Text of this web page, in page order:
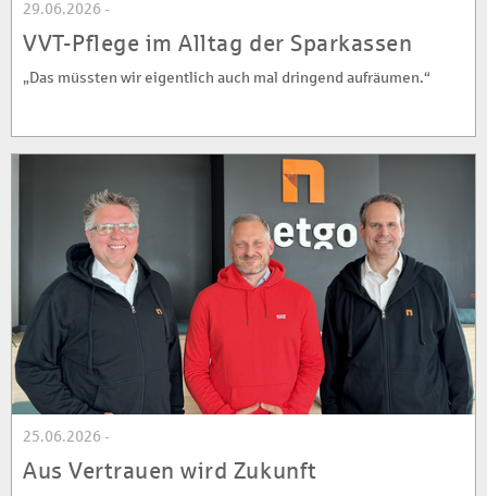
29.06.2026 -
VVT-Pflege im Alltag der Sparkassen
„Das müssten wir eigentlich auch mal dringend aufräumen.“
25.06.2026 -
Aus Vertrauen wird Zukunft